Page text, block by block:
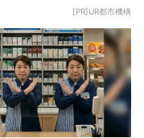
[PR]UR都市機構